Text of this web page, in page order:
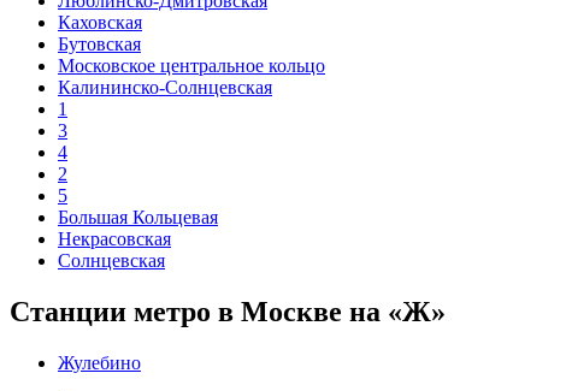
Каховская
Бутовская
Московское центральное кольцо
Калининско-Солнцевская
1
3
4
2
5
Большая Кольцевая
Некрасовская
Солнцевская
Станции метро в Москве на «Ж»
Жулебино